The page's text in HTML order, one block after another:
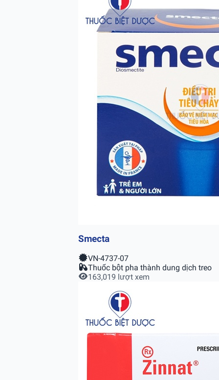
Smecta
VN-4737-07
Thuốc bột pha thành dung dịch treo
163,019 lượt xem